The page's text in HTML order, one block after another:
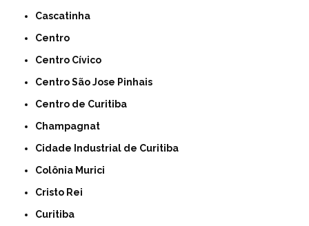
Cascatinha
Centro
Centro Cívico
Centro São Jose Pinhais
Centro de Curitiba
Champagnat
Cidade Industrial de Curitiba
Colônia Murici
Cristo Rei
Curitiba